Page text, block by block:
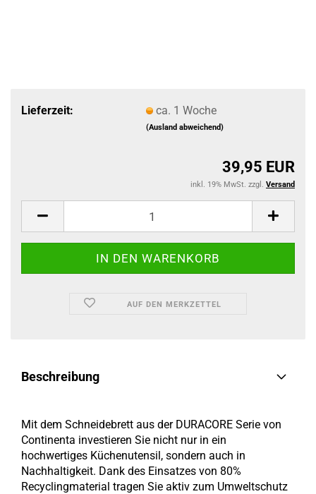
Lieferzeit: ca. 1 Woche
(Ausland abweichend)
39,95 EUR
inkl. 19% MwSt. zzgl. Versand
AUF DEN MERKZETTEL
Beschreibung
Mit dem Schneidebrett aus der DURACORE Serie von
Continenta investieren Sie nicht nur in ein
hochwertiges Küchenutensil, sondern auch in
Nachhaltigkeit. Dank des Einsatzes von 80%
Recyclingmaterial tragen Sie aktiv zum Umweltschutz